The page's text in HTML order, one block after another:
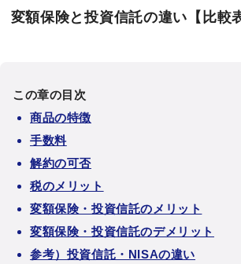
変額保険と投資信託の違い【比較
この章の目次
商品の特徴
手数料
解約の可否
税のメリット
変額保険・投資信託のメリット
変額保険・投資信託のデメリット
参考）投資信託・NISAの違い